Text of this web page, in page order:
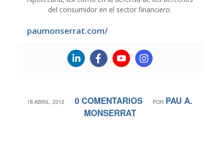
del consumidor en el sector financiero.
paumonserrat.com/
18 ABRIL, 2012
/ 0 COMENTARIOS
/ POR PAU A.
MONSERRAT